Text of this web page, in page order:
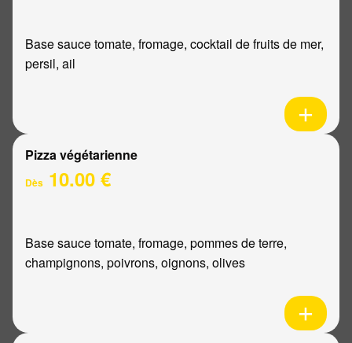
Base sauce tomate, fromage, cocktail de fruits de mer,
persil, ail
Pizza végétarienne
Dès 10.00 €
Base sauce tomate, fromage, pommes de terre,
champignons, poivrons, oignons, olives